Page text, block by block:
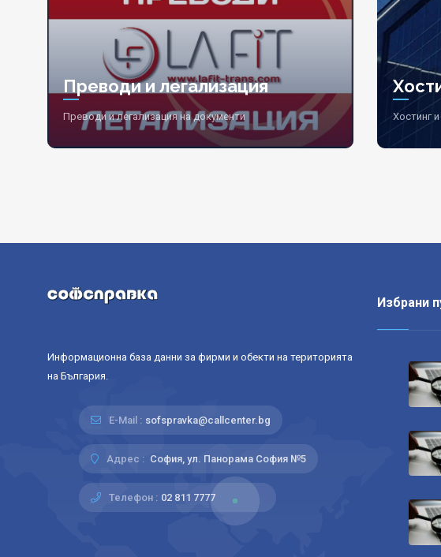
Преводи и легализация
Преводи и легализация на документи Хостинг
Информационна база данни за фирми и обекти на територията
на България.
E-Mail : sofspravka@callcenter.bg
Адрес : София, ул. Панорама София №5
Телефон : 02 811 7777
Избрани